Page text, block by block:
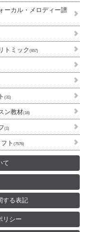
ーカル・メロディー譜
トミック (657)
(31)
ン教材(16)
(1)
ト (7576)
て
する表記
リシー